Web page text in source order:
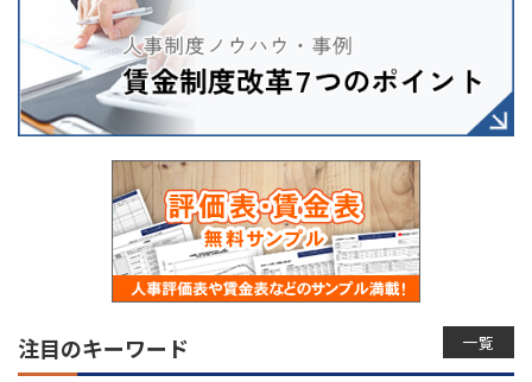
一覧
注目のキーワード